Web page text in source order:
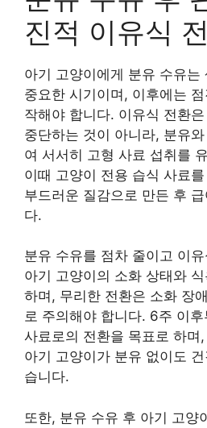
진적 이유식
아기 고양이에게 분유 수유
중요한 시기이며, 이후에는
작해야 합니다. 이유식 전환
중단하는 것이 아니라, 분유
여 서서히 고형 사료 섭취를
이때 고양이 전용 습식 사료
부드러운 질감으로 만든 후
다.
분유 수유를 점차 줄이고 이
아기 고양이의 소화 상태와
하며, 무리한 전환은 소화 장
로 주의해야 합니다. 6주 이
사료로의 전환을 목표로 하며
아기 고양이가 분유 없이도
습니다.
또한, 분유 수유 후 아기 고양